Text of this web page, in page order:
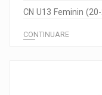
CN U13 Feminin (20-
CONTINUARE